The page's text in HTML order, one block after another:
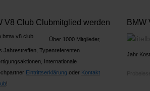
V8 Club Clubmitglied werden
Über 1000 Mitglieder,
Jahrestreffen, Typenreferenten
Internationale
Eintrittserklärung oder Kontakt
!
BMW
Jahr